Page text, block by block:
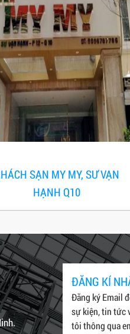
SẠN MY MY, SƯ VẠN
HẠNH Q10
ĐĂNG KÍ
Đăng ký Email
sự kiện, tin tức
tôi thông qua